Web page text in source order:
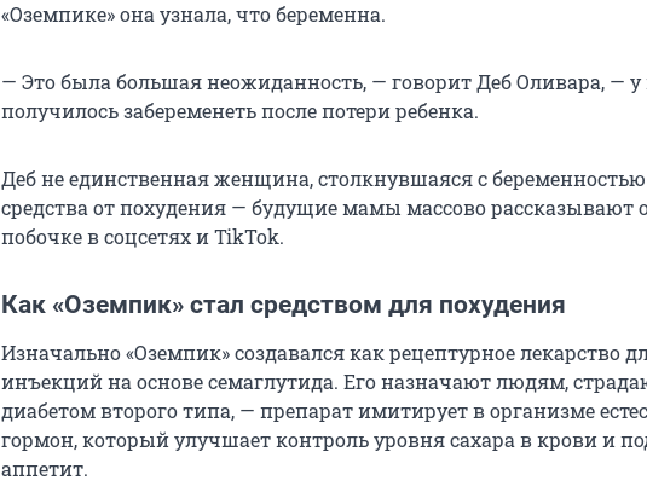
«Оземпике» она узнала, что беременна.
— Это была большая неожиданность, — говорит Деб Оливара, —
получилось забеременеть после потери ребенка.
Деб не единственная женщина, столкнувшаяся с
средства от похудения — будущие мамы массово рассказывают
побочке в соцсетях и TikTok.
Как «Оземпик» стал средством для похудения
Изначально «Оземпик» создавался как рецептурное лекарство
инъекций на основе семаглутида. Его назначают людям,
диабетом второго типа, — препарат имитирует в организме
гормон, который улучшает контроль уровня сахара в крови и
аппетит.